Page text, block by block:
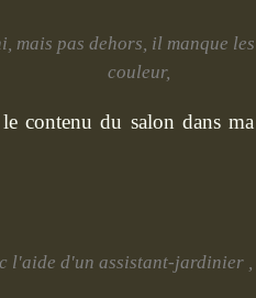
mais pas dehors, il manque
couleur,
contenu du salon dans
l'aide d'un assistant-jardinier